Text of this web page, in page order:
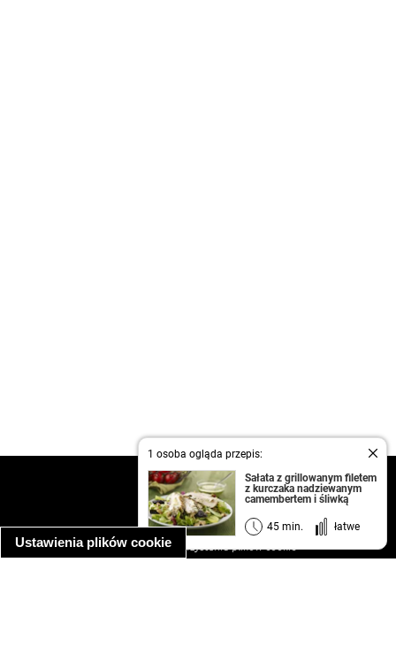
Ustawienia plików cookie
1 osoba ogląda przepis:
Sałata z grillowanym filetem
z kurczaka nadziewanym
camembertem i śliwką
45 min. łatwe
kontakt
regulamin
informacja o prywatności
informacja o wykorzystaniu plików cookie